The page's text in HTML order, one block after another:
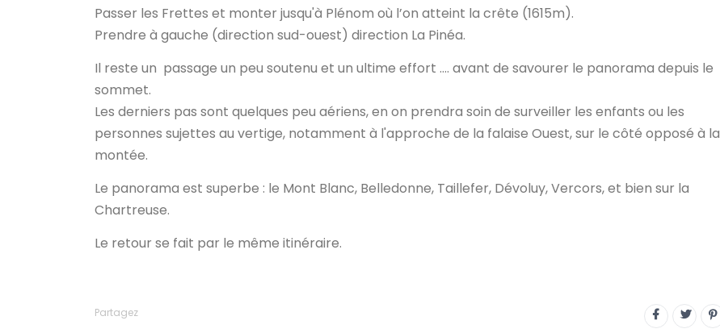
Passer les Frettes et monter jusqu'à Plénom où l’on atteint la crête (1615m).
Prendre à gauche (direction sud-ouest) direction La Pinéa.
Il reste un passage un peu soutenu et un ultime effort …. avant de savourer le panorama depuis le
sommet.
Les derniers pas sont quelques peu aériens, en on prendra soin de surveiller les enfants ou les
personnes sujettes au vertige, notamment à l'approche de la falaise Ouest, sur le côté opposé à la
montée.
Le panorama est superbe : le Mont Blanc, Belledonne, Taillefer, Dévoluy, Vercors, et bien sur la
Chartreuse.
Le retour se fait par le même itinéraire.
Partagez